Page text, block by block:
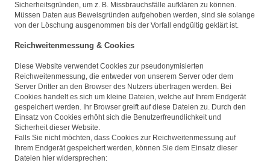
Sicherheitsgründen, um z. B. Missbrauchsfälle aufklären zu können.
Müssen Daten aus Beweisgründen aufgehoben werden, sind sie solange
von der Löschung ausgenommen bis der Vorfall endgültig geklärt ist.
Reichweitenmessung & Cookies
Diese Website verwendet Cookies zur pseudonymisierten
Reichweitenmessung, die entweder von unserem Server oder dem
Server Dritter an den Browser des Nutzers übertragen werden. Bei
Cookies handelt es sich um kleine Dateien, welche auf Ihrem Endgerät
gespeichert werden. Ihr Browser greift auf diese Dateien zu. Durch den
Einsatz von Cookies erhöht sich die Benutzerfreundlichkeit und
Sicherheit dieser Website.
Falls Sie nicht möchten, dass Cookies zur Reichweitenmessung auf
Ihrem Endgerät gespeichert werden, können Sie dem Einsatz dieser
Dateien hier widersprechen: